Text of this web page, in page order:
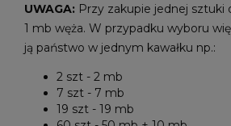
UWAGA: Przy zakupie jednej
1 mb węża. W przypadku wyboru
ją państwo w jednym kawałku np.:
2 szt - 2 mb
7 szt - 7 mb
19 szt - 19 mb